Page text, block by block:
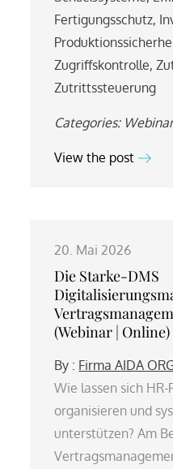
Fertigungsschutz,
Zugriffskontrolle,
Zutrittssteuerung
Categories:
View the post
20. Mai 2026
Die Starke-DMS
(Webinar | Online)
By : Firma AIDA
Wie lassen sich
organisieren und
unterstützen? Am